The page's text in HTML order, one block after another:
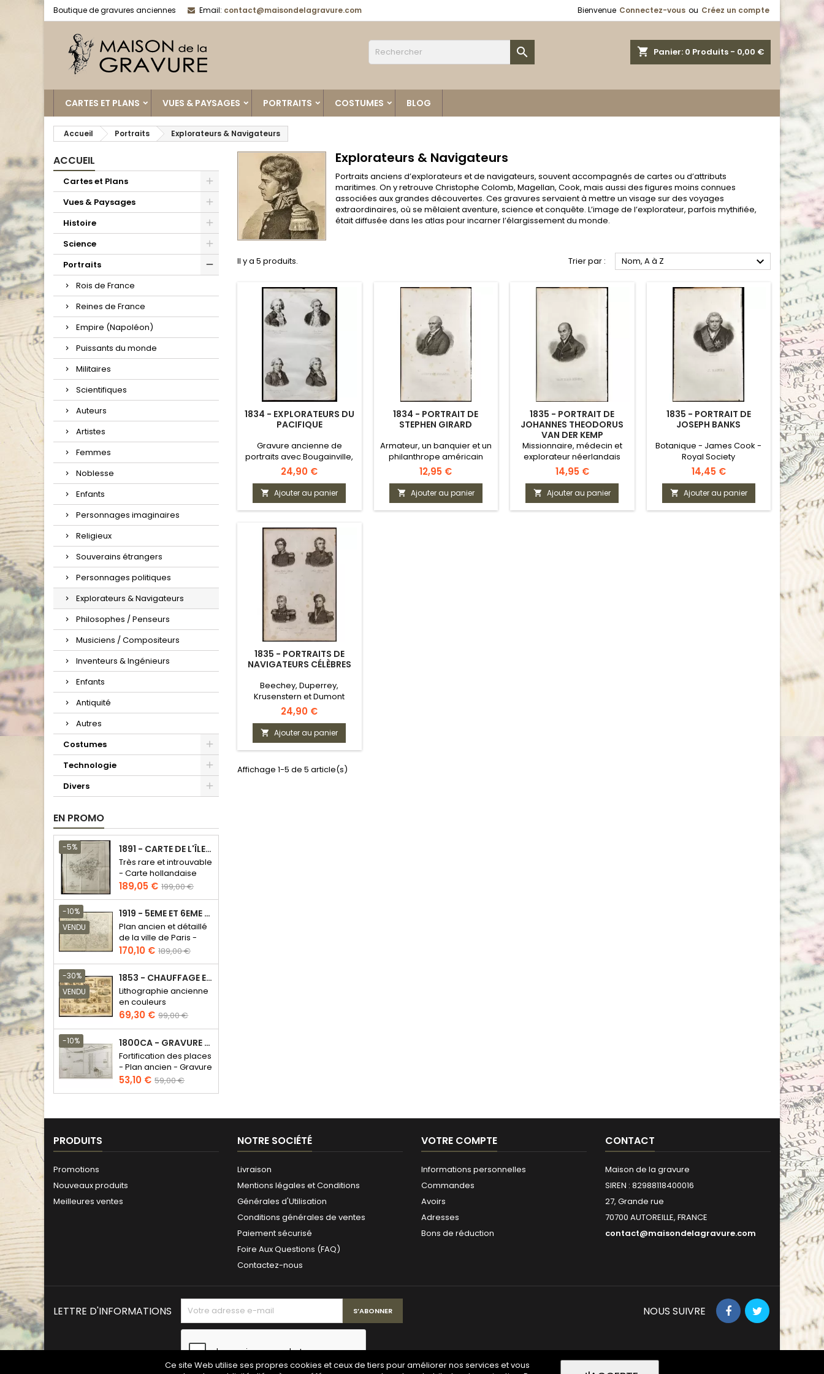
Boutique de gravures anciennes Email: contact@maisondelagravure.com Bienvenue Connectez-vous ou Créez un compte
shopping_cart Panier: 0 Produits - 0,00 €

CARTES ET PLANS VUES & PAYSAGES PORTRAITS COSTUMES BLOG
Accueil Portraits Explorateurs & Navigateurs
ACCUEIL
Cartes et Plans
Vues & Paysages
Histoire
Science
Portraits
Rois de France
Reines de France
Empire (Napoléon)
Puissants du monde
Militaires
Scientifiques
Auteurs
Artistes
Femmes
Noblesse
Enfants
Personnages imaginaires
Religieux
Souverains étrangers
Personnages politiques
Explorateurs & Navigateurs
Philosophes / Penseurs
Musiciens / Compositeurs
Inventeurs & Ingénieurs
Enfants
Antiquité
Autres
Costumes
Technologie
Divers
EN PROMO
-5% 1891 - CARTE DE L'ÎLE DE BORNÉO
Très rare et introuvable
- Carte hollandaise
Prix
189,05 € Prix
de
base
199,00 €
-10%
VENDU
1919 - 5EME ET 6EME ARRONDISSEMENT DE PARIS
Plan ancien et détaillé
de la ville de Paris -
Odéon - Sorbonne
Prix
170,10 € Prix
de
base
189,00 €
-30%
VENDU
1853 - CHAUFFAGE ET ÉCLAIRAGE (LITHOGRAPHIE)
Lithographie ancienne
en couleurs
Prix
69,30 € Prix
de
base
99,00 €
-10% 1800CA - GRAVURE ARCHITECTURE MILITAIRE - ATTAQUE ET DÉFENSE
Fortification des places
- Plan ancien - Gravure
en taille douce
Prix
53,10 € Prix
de
59,00 €
Explorateurs & Navigateurs
Portraits anciens d’explorateurs et de navigateurs, souvent accompagnés de cartes ou d’attributs
maritimes. On y retrouve Christophe Colomb, Magellan, Cook, mais aussi des figures moins connues
associées aux grandes découvertes. Ces gravures servaient à mettre un visage sur des voyages
extraordinaires, où se mêlaient aventure, science et conquête. L’image de l’explorateur, parfois mythifiée,
était diffusée dans les atlas pour incarner l’élargissement du monde.
Il y a 5 produits. Trier par : Nom, A à Z 
1834 - EXPLORATEURS DU
PACIFIQUE
Gravure ancienne de
portraits avec Bougainville,
James Cook, Lapérouse et
Nicolas Baudin
Prix
24,90 €
 Ajouter au panier
1834 - PORTRAIT DE
STEPHEN GIRARD
Armateur, un banquier et un
philanthrope américain
d'origine française
Prix
12,95 €
 Ajouter au panier
1835 - PORTRAIT DE
JOHANNES THEODORUS
VAN DER KEMP
Missionnaire, médecin et
explorateur néerlandais
Prix
14,95 €
 Ajouter au panier
1835 - PORTRAIT DE
JOSEPH BANKS
Botanique - James Cook -
Royal Society
Prix
14,45 €
 Ajouter au panier
1835 - PORTRAITS DE
NAVIGATEURS CÉLÈBRES
Beechey, Duperrey,
Krusenstern et Dumont
d’Urville
Prix
24,90 €
 Ajouter au panier
Affichage 1-5 de 5 article(s)
PRODUITS
Promotions
Nouveaux produits
Meilleures ventes
NOTRE SOCIÉTÉ
Livraison
Mentions légales et Conditions
Générales d'Utilisation
Conditions générales de ventes
Paiement sécurisé
Foire Aux Questions (FAQ)
Contactez-nous
VOTRE COMPTE
Informations personnelles
Commandes
Avoirs
Adresses
Bons de réduction
CONTACT
Maison de la gravure
SIREN : 82988118400016
27, Grande rue
70700 AUTOREILLE, FRANCE
contact@maisondelagravure.com
Ce site Web utilise ses propres cookies et ceux de tiers pour améliorer nos services et vous
LETTRE D'INFORMATIONS NOUS SUIVRE